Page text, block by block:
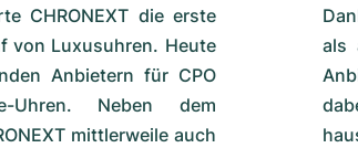
CHRONEXT die erste
von Luxusuhren. Heute
Anbietern für CPO
Uhren. Neben dem
mittlerweile auch
als